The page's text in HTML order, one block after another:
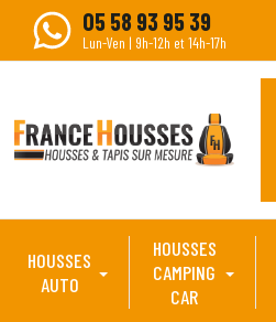
05 58 93 95 39
Lun-Ven | 9h-12h et 14h-17h
HOUSSES
AUTO
HOUSSES
CAMPING
CAR